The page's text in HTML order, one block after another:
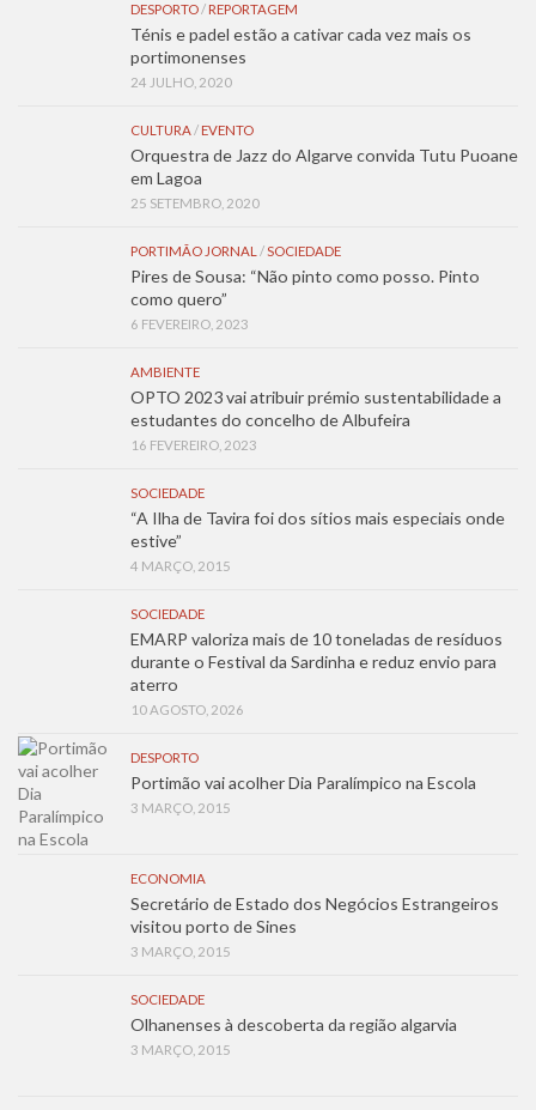
DESPORTO/ REPORTAGEM
Ténis e padel estão a cativar cada vez mais os
portimonenses
24 JULHO, 2020
CULTURA/ EVENTO
Orquestra de Jazz do Algarve convida Tutu Puoane
em Lagoa
25 SETEMBRO, 2020
PORTIMÃO JORNAL /SOCIEDADE
Pires de Sousa: “Não pinto como posso. Pinto
como quero”
6 FEVEREIRO, 2023
AMBIENTE
OPTO 2023 vai atribuir prémio sustentabilidade a
estudantes do concelho de Albufeira
16 FEVEREIRO, 2023
SOCIEDADE
“A Ilha de Tavira foi dos sítios mais especiais onde
estive”
4 MARÇO, 2015
SOCIEDADE
EMARP valoriza mais de 10 toneladas de resíduos
durante o Festival da Sardinha e reduz envio para
aterro
10 AGOSTO, 2026
DESPORTO
Portimão vai acolher Dia Paralímpico na Escola
3 MARÇO, 2015
ECONOMIA
Secretário de Estado dos Negócios Estrangeiros
visitou porto de Sines
3 MARÇO, 2015
SOCIEDADE
Olhanenses à descoberta da região algarvia
3 MARÇO, 2015